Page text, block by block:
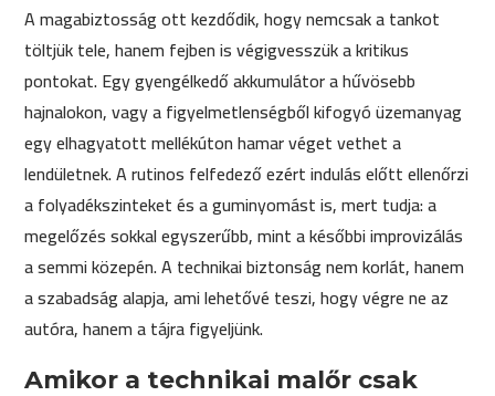
A magabiztosság ott kezdődik, hogy nemcsak a tankot
töltjük tele, hanem fejben is végigvesszük a kritikus
pontokat. Egy gyengélkedő akkumulátor a hűvösebb
hajnalokon, vagy a figyelmetlenségből kifogyó üzemanyag
egy elhagyatott mellékúton hamar véget vethet a
lendületnek. A rutinos felfedező ezért indulás előtt ellenőrzi
a folyadékszinteket és a guminyomást is, mert tudja: a
megelőzés sokkal egyszerűbb, mint a későbbi improvizálás
a semmi közepén. A technikai biztonság nem korlát, hanem
a szabadság alapja, ami lehetővé teszi, hogy végre ne az
autóra, hanem a tájra figyeljünk.
Amikor a technikai malőr csak